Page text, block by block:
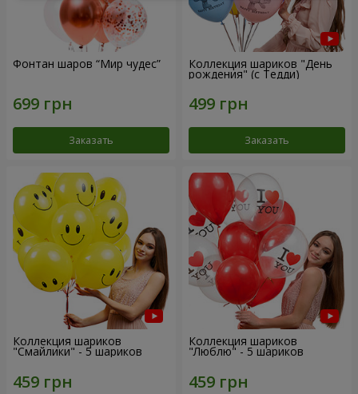
Фонтан шаров “Мир чудес”
Заказать
Коллекция шариков "День
рождения" (с Тедди)
Заказать
Коллекция шариков
"Смайлики" - 5 шариков
Коллекция шариков
"Люблю" - 5 шариков